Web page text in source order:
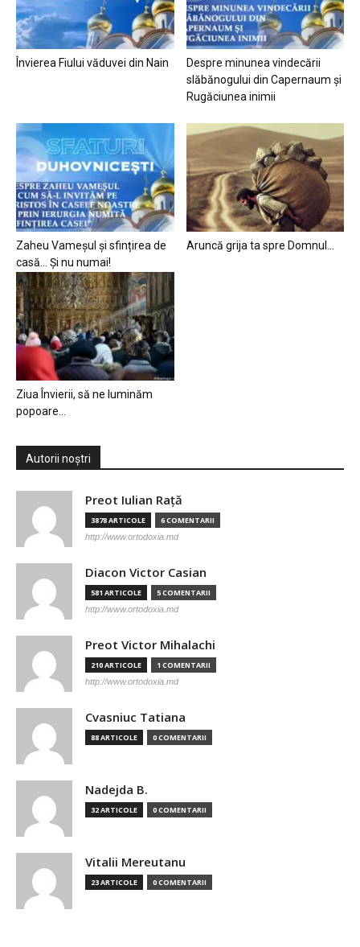
Învierea Fiului văduvei din Nain
Despre minunea vindecării
slăbănogului din Capernaum și
Rugăciunea inimii
Zaheu Vameșul și sfințirea de
casă… Și nu numai!
Aruncă grija ta spre Domnul…
Ziua Învierii, să ne luminăm
popoare…
Autorii noștri
Preot Iulian Raţă
3878 ARTICOLE 6 COMENTARII
http://www.ortodoxia.md
Diacon Victor Casian
581 ARTICOLE 5 COMENTARII
http://www.ortodoxia.md
Preot Victor Mihalachi
210 ARTICOLE 1 COMENTARII
http://www.ortodoxia.md
Cvasniuc Tatiana
88 ARTICOLE 0 COMENTARII
Nadejda B.
32 ARTICOLE 0 COMENTARII
Vitalii Mereutanu
23 ARTICOLE 0 COMENTARII